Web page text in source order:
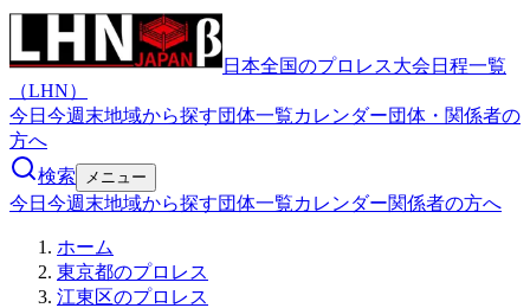
日本全国のプロレス大会日程一覧
（LHN）
今日 今週末地域から探す団体一覧カレンダー団体・関係者の
方へ
検索
メニュー
今日 今週末地域から探す団体一覧カレンダー関係者の方へ
ホーム
東京都のプロレス
江東区のプロレス